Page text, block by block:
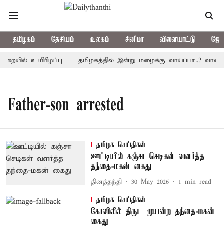
தமிழகம் தேசியம் உலகம் சினிமா விளையாட்டு
உயிரிழப்பு தமிழகத்தில் இன்று மழைக்கு வாய்ப்பா..?
Father-son arrested
தமிழக செய்திகள்
ஊட்டியில் கஞ்சா செடிகள் வளர்த்த
தந்தை-மகன் கைது
தினத்தந்தி 30 May 2026 1 min read
தமிழக செய்திகள்
கோவிலில் திருட முயன்ற தந்தை-மகன்
கைது